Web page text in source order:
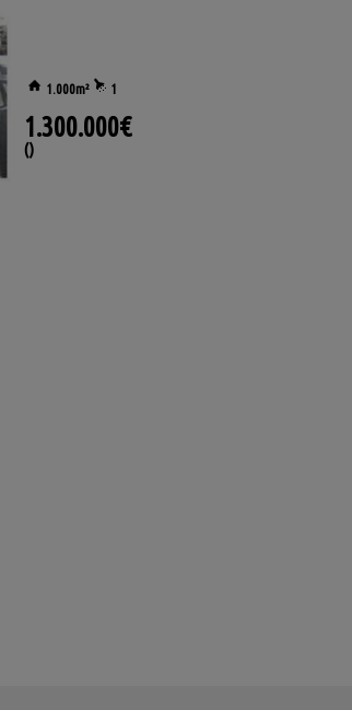
1.000m² 1
1.300.000€
()